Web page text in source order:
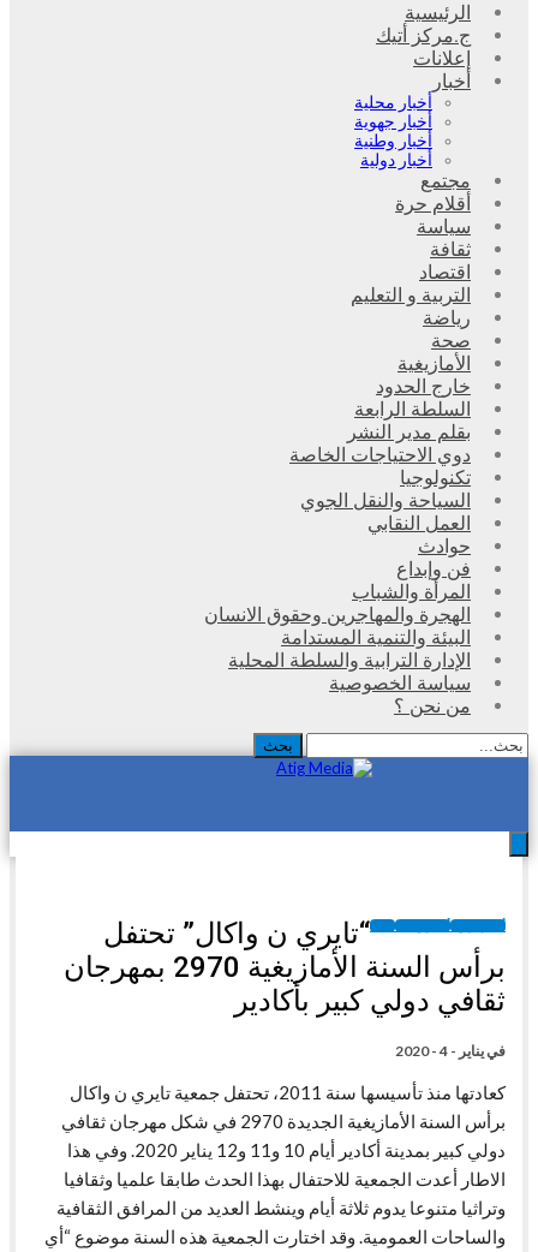
الرئيسية
ج.مركز أتيك
إعلانات
أخبار
أخبار محلية
أخبار جهوية
أخبار وطنية
أخبار دولية
مجتمع
أقلام حرة
سياسة
ثقافة
اقتصاد
التربية و التعليم
رياضة
صحة
الأمازيغية
خارج الحدود
السلطة الرابعة
بقلم مدير النشر
دوي الاحتياجات الخاصة
تكنولوجيا
السياحة والنقل الجوي
العمل النقابي
حوادث
فن وإبداع
المرأة والشباب
الهجرة والمهاجرين وحقوق الانسان
البيئة والتنمية المستدامة
الإدارة الترابية والسلطة المحلية
سياسة الخصوصية
من نحن ؟
أخبار جهويةأخبار وطنيةثقافة“تايري ن واكال” تحتفل
برأس السنة الأمازيغية 2970 بمهرجان
ثقافي دولي كبير بأكادير
فييناير - 4 - 2020
كعادتها منذ تأسيسها سنة 2011، تحتفل جمعية تايري ن واكال
برأس السنة الأمازيغية الجديدة 2970 في شكل مهرجان ثقافي
دولي كبير بمدينة أكادير أيام 10 و11 و12 يناير 2020. وفي هذا
الاطار أعدت الجمعية للاحتفال بهذا الحدث طابقا علميا وثقافيا
وتراثيا متنوعا يدوم ثلاثة أيام وينشط العديد من المرافق الثقافية
والساحات العمومية. وقد اختارت الجمعية هذه السنة موضوع “أي